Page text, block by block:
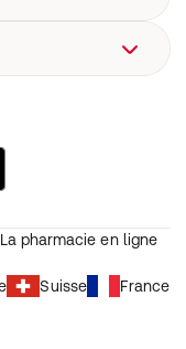
pharmacie en ligne
Suisse
France